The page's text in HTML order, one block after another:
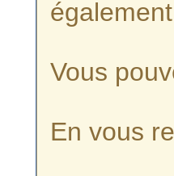
Vous
En vous